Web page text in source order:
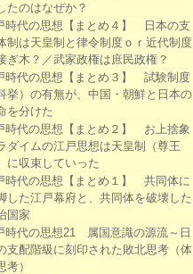
たのはなぜか？
時代の思想【まとめ４】 日本の支
制は天皇制と律令制度ｏｒ近代制度
ぎ木？／武家政権は庶民政権？
時代の思想【まとめ３】 試験制度
挙）の有無が、中国・朝鮮と日本の
を分けた
時代の思想【まとめ２】 お上捨象
ダイムの江戸思想は天皇制（尊王
に収束していった
時代の思想【まとめ１】 共同体に
した江戸幕府と、共同体を破壊した
国家
時代の思想21 属国意識の源流～日
支配階級に刻印された敗北思考（体
考）